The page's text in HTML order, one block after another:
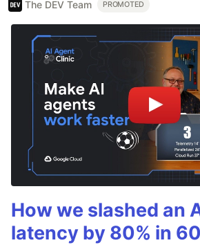
The DEV Team PROMOTED
How we slashed an
latency by 80% in